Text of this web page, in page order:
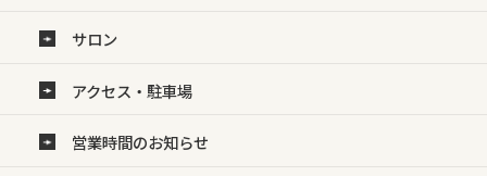
サロン
アクセス・駐車場
営業時間のお知らせ